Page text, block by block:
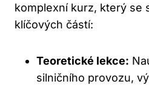
komplexní kurz, který se
klíčových částí:
Teoretické lekce:
silničního provozu,